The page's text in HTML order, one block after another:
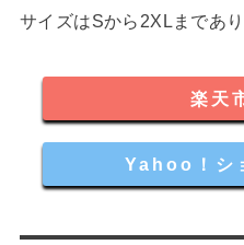
サイズはSから2XLまであり
楽天
Yahoo！シ